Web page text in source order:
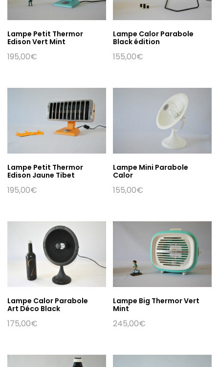
Lampe Petit Thermor
Edison Vert Mint
195,00€
Lampe Calor Parabole
Black édition
155,00€
Lampe Petit Thermor
Edison Jaune Tibet
195,00€
Lampe Mini Parabole
Calor
155,00€
Lampe Calor Parabole
Art Déco Black
175,00€
Lampe Big Thermor Vert
Mint
245,00€